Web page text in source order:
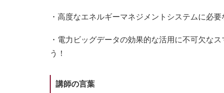
・高度なエネルギーマネジメントシステムに必
・電力ビッグデータの効果的な活用に不可欠な
う！
講師の言葉